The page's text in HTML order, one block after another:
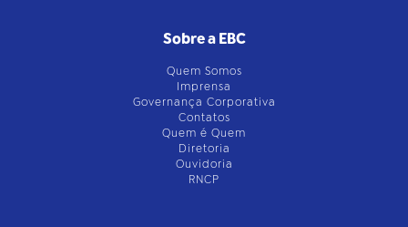
Sobre a EBC
Quem Somos
Imprensa
Governança Corporativa
Contatos
Quem é Quem
Diretoria
Ouvidoria
RNCP